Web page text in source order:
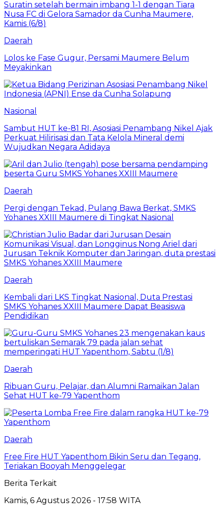
Daerah
Lolos ke Fase Gugur, Persami Maumere Belum
Meyakinkan
Nasional
Sambut HUT ke-81 RI, Asosiasi Penambang Nikel Ajak
Perkuat Hilirisasi dan Tata Kelola Mineral demi
Wujudkan Negara Adidaya
Daerah
Pergi dengan Tekad, Pulang Bawa Berkat, SMKS
Yohanes XXIII Maumere di Tingkat Nasional
Daerah
Kembali dari LKS Tingkat Nasional, Duta Prestasi
SMKS Yohanes XXIII Maumere Dapat Beasiswa
Pendidikan
Daerah
Ribuan Guru, Pelajar, dan Alumni Ramaikan Jalan
Sehat HUT ke-79 Yapenthom
Daerah
Free Fire HUT Yapenthom Bikin Seru dan Tegang,
Teriakan Booyah Menggelegar
Berita Terkait
Kamis, 6 Agustus 2026 - 17:58 WITA